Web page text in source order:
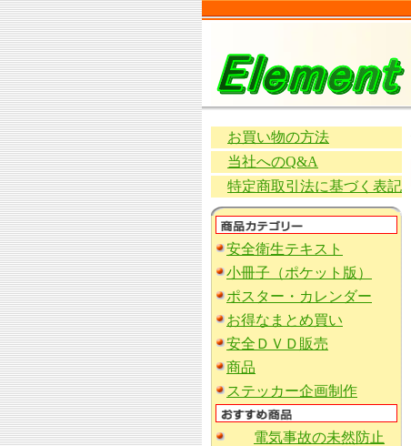
お買い物の方法
当社へのQ&A
特定商取引法に基づく表記
安全衛生テキスト
小冊子（ポケット版）
ポスター・カレンダー
お得なまとめ買い
安全ＤＶＤ販売
商品
ステッカー企画制作
電気事故の未然防止